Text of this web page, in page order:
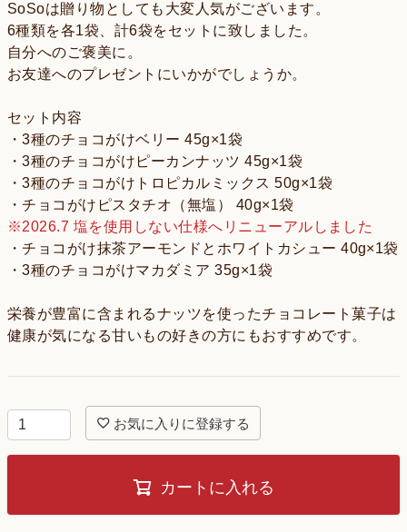
SoSoは贈り物としても大変人気がございます。
6種類を各1袋、計6袋をセットに致しました。
自分へのご褒美に。
お友達へのプレゼントにいかがでしょうか。
セット内容
・3種のチョコがけベリー 45g×1袋
・3種のチョコがけピーカンナッツ 45g×1袋
・3種のチョコがけトロピカルミックス 50g×1袋
・チョコがけピスタチオ（無塩） 40g×1袋
※2026.7 塩を使用しない仕様へリニューアルしました
・チョコがけ抹茶アーモンドとホワイトカシュー 40g×1袋
・3種のチョコがけマカダミア 35g×1袋
栄養が豊富に含まれるナッツを使ったチョコレート菓子は
健康が気になる甘いもの好きの方にもおすすめです。
お気に入りに登録する
カートに入れる